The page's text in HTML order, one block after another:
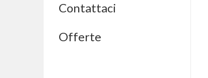
Contattaci
Offerte